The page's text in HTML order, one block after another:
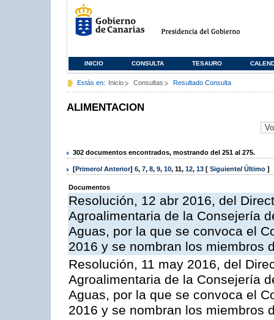
INICIO CONSULTA TESAURO
Estás en: Inicio Consultas Resultado Consulta
ALIMENTACION
302 documentos encontrados, mostrando del 251 al 275.
[Primero/ Anterior] 6, 7, 8, 9, 10, 11, 12, 13 [ Siguiente/ Último ]
Documentos
Resolución, 12 abr 2016, del
Agroalimentaria de la Consejería
Aguas, por la que se convoca el
2016 y se nombran los miembros
Resolución, 11 may 2016, del
Agroalimentaria de la Consejería
Aguas, por la que se convoca el
2016 y se nombran los miembros